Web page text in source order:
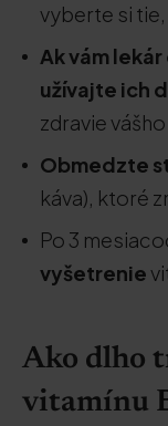
vyberte si
Ak vám
užívajte ich
zdravie
Obmedzte
káva), ktoré
Po 3
vyšetrenie
Ako dlho
vitamínu